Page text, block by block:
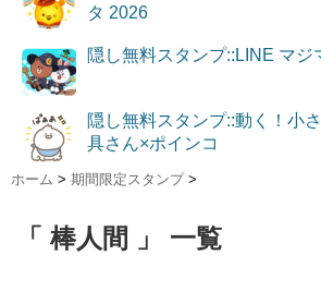
タ 2026
隠し無料スタンプ::LINE マジ
隠し無料スタンプ::動く！小
具さん×ポインコ
ホーム > 期間限定スタンプ >
「 棒人間 」 一覧